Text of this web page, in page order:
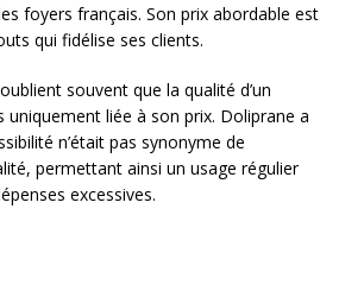
foyers français. Son prix abordable est
qui fidélise ses clients.
souvent que la qualité d’un
uniquement liée à son prix. Doliprane a
n’était pas synonyme de
permettant ainsi un usage régulier
excessives.